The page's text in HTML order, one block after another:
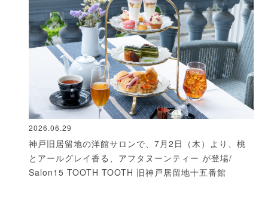
2026.06.29
神戸旧居留地の洋館サロンで、7月2日（木）より、桃
とアールグレイ香る、アフタヌーンティー が登場/
Salon15 TOOTH TOOTH 旧神戸居留地十五番館